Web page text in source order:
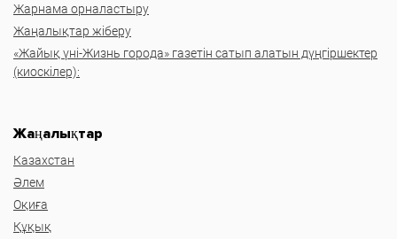
Жарнама орналастыру
Жаңалықтар жіберу
«Жайық үні-Жизнь города» газетін сатып алатын дүңгіршектер
(киоскілер):
Жаңалықтар
Казахстан
Әлем
Оқиға
Құқық